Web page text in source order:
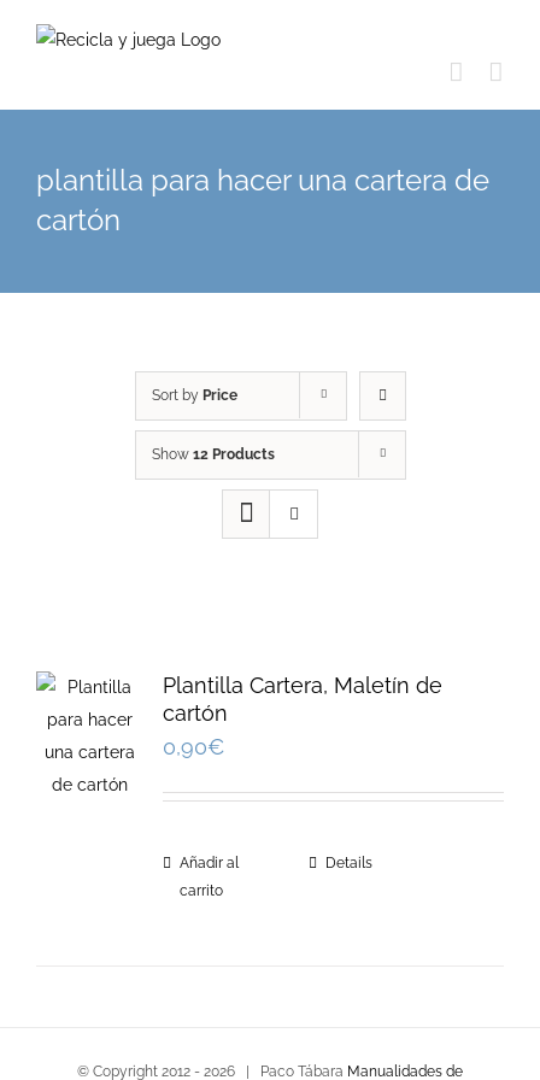
plantilla para hacer una cartera de
cartón
Sort by Price
Show 12 Products
Plantilla Cartera, Maletín de
cartón
0,90€
Añadir al
carrito
Details
© Copyright 2012 - 2026 | Paco Tábara Manualidades de